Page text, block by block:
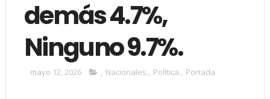
demás 4.7%,
Ninguno 9.7%.
mayo 12, 2026 , Nacionales., Política., Portada.